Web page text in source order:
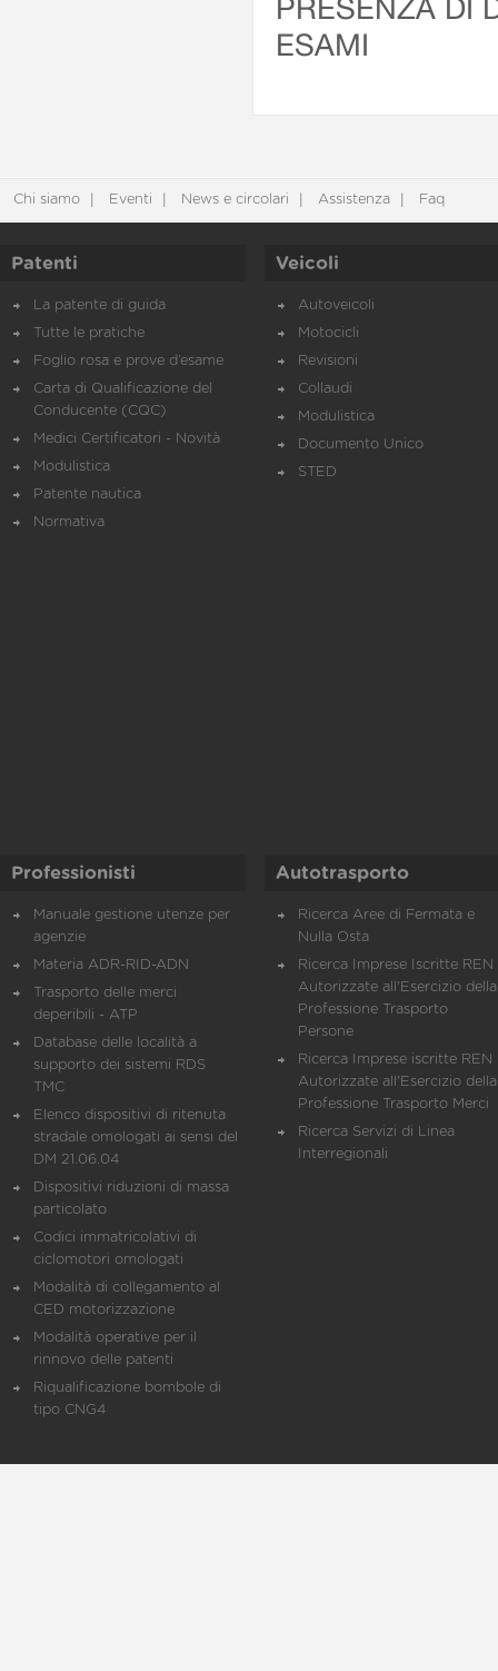
PRESENZA DI
ESAMI
Chi siamo Eventi News e circolari Assistenza Faq
Patenti
La patente di guida
Tutte le pratiche
Foglio rosa e prove d’esame
Carta di Qualificazione del
Conducente (CQC)
Medici Certificatori - Novità
Modulistica
Patente nautica
Normativa
Veicoli
Autoveicoli
Motocicli
Revisioni
Collaudi
Modulistica
Documento Unico
STED
Professionisti
Manuale gestione utenze per
agenzie
Materia ADR-RID-ADN
Trasporto delle merci
deperibili - ATP
Database delle località a
supporto dei sistemi RDS
TMC
Elenco dispositivi di ritenuta
stradale omologati ai sensi del
DM 21.06.04
Dispositivi riduzioni di massa
particolato
Codici immatricolativi di
ciclomotori omologati
Modalità di collegamento al
CED motorizzazione
Modalità operative per il
rinnovo delle patenti
Riqualificazione bombole di
tipo CNG4
Autotrasporto
Ricerca Aree di Fermata e
Nulla Osta
Ricerca Imprese Iscritte REN
Autorizzate all'Esercizio della
Professione Trasporto
Persone
Ricerca Imprese iscritte REN
Autorizzate all'Esercizio della
Professione Trasporto Merci
Ricerca Servizi di Linea
Interregionali